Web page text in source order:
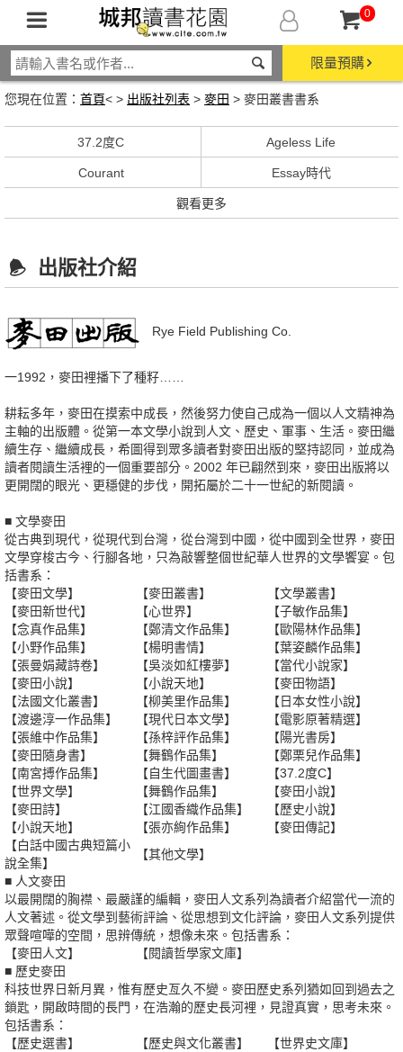
0
限量預購
您現在位置： 首頁< > 出版社列表 > 麥田 > 麥田叢書書系
37.2度C Ageless Life
Courant Essay時代
觀看更多
出版社介紹
Rye Field Publishing Co.
一1992，麥田裡播下了種籽……
耕耘多年，麥田在摸索中成長，然後努力使自己成為一個以人文精神為
主軸的出版體。從第一本文學小說到人文、歷史、軍事、生活。麥田繼
續生存、繼續成長，希圖得到眾多讀者對麥田出版的堅持認同，並成為
讀者閱讀生活裡的一個重要部分。2002 年已翩然到來，麥田出版將以
更開闊的眼光、更穩健的步伐，開拓屬於二十一世紀的新閱讀。
■ 文學麥田
從古典到現代，從現代到台灣，從台灣到中國，從中國到全世界，麥田
文學穿梭古今、行腳各地，只為敲響整個世紀華人世界的文學饗宴。包
括書系：
【麥田文學】
【麥田叢書】
【文學叢書】
【麥田新世代】
【心世界】
【子敏作品集】
【念真作品集】
【鄭清文作品集】
【歐陽林作品集】
【小野作品集】
【楊明書情】
【葉姿麟作品集】
【張曼娟藏詩卷】
【吳淡如紅樓夢】
【當代小說家】
【麥田小說】
【小說天地】
【麥田物語】
【法國文化叢書】
【柳美里作品集】
【日本女性小說】
【渡邊淳一作品集】
【現代日本文學】
【電影原著精選】
【張維中作品集】
【孫梓評作品集】
【陽光書房】
【麥田隨身書】
【舞鶴作品集】
【鄭栗兒作品集】
【南宮搏作品集】
【自生代圖畫書】
【37.2度C】
【世界文學】
【舞鶴作品集】
【麥田小說】
【麥田詩】
【江國香織作品集】
【歷史小說】
【小說天地】
【張亦絢作品集】
【麥田傳記】
【白話中國古典短篇小
說全集】
【其他文學】
■ 人文麥田
以最開闊的胸襟、最嚴謹的編輯，麥田人文系列為讀者介紹當代一流的
人文著述。從文學到藝術評論、從思想到文化評論，麥田人文系列提供
眾聲喧嘩的空間，思辨傳統，想像未來。包括書系：
【麥田人文】
【閱讀哲學家文庫】
■ 歷史麥田
科技世界日新月異，惟有歷史亙久不變。麥田歷史系列猶如回到過去之
鎖匙，開啟時間的長門，在浩瀚的歷史長河裡，見證真實，思考未來。
包括書系：
【歷史選書】
【歷史與文化叢書】
【世界史文庫】